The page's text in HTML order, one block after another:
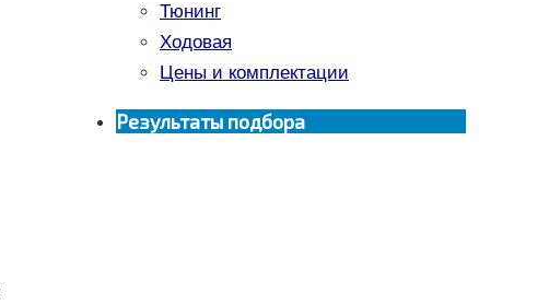
Тюнинг
Ходовая
Цены и комплектации
Результаты подбора